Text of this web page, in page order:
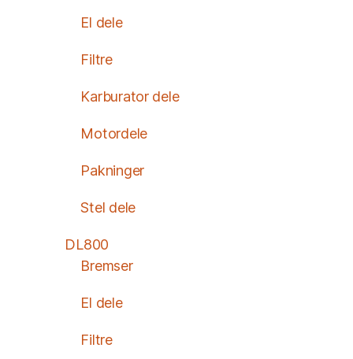
El dele
Filtre
Karburator dele
Motordele
Pakninger
Stel dele
DL800
Bremser
El dele
Filtre